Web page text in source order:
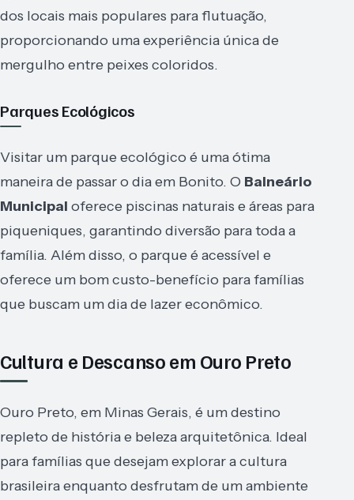
dos locais mais populares para flutuação,
proporcionando uma experiência única de
mergulho entre peixes coloridos.
Parques Ecológicos
Visitar um parque ecológico é uma ótima
maneira de passar o dia em Bonito. O Balneário
Municipal oferece piscinas naturais e áreas para
piqueniques, garantindo diversão para toda a
família. Além disso, o parque é acessível e
oferece um bom custo-benefício para famílias
que buscam um dia de lazer econômico.
Cultura e Descanso em Ouro Preto
Ouro Preto, em Minas Gerais, é um destino
repleto de história e beleza arquitetônica. Ideal
para famílias que desejam explorar a cultura
brasileira enquanto desfrutam de um ambiente